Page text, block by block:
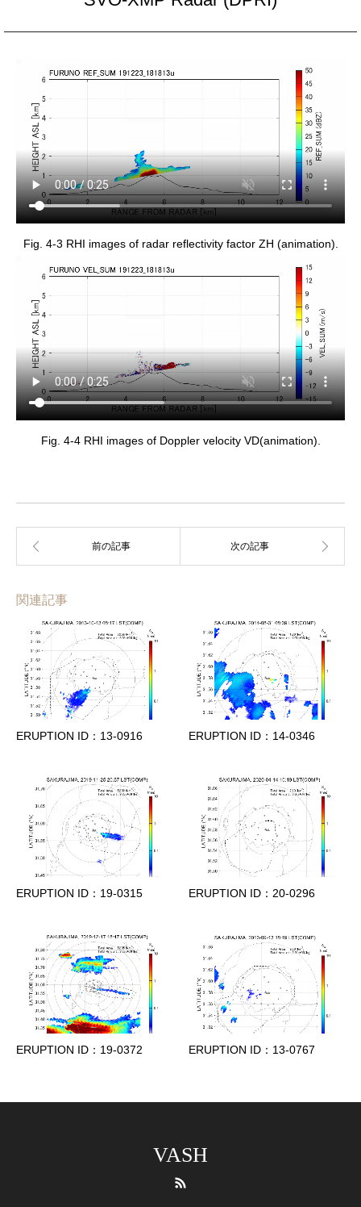
Fig. 4-3 RHI images of radar reflectivity factor ZH (animation).
Fig. 4-4 RHI images of Doppler velocity VD(animation).
関連記事
ERUPTION ID：13-0916 ERUPTION ID：14-0346
ERUPTION ID：19-0315 ERUPTION ID：20-0296
ERUPTION ID：19-0372 ERUPTION ID：13-0767
VASH